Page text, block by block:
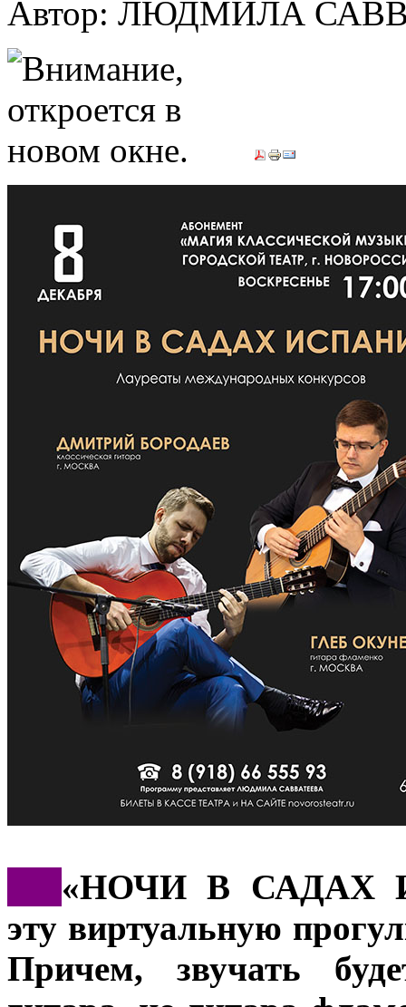
Автор: ЛЮДМИЛА
«НОЧИ В САДАХ
эту виртуальную
Причем, звучать